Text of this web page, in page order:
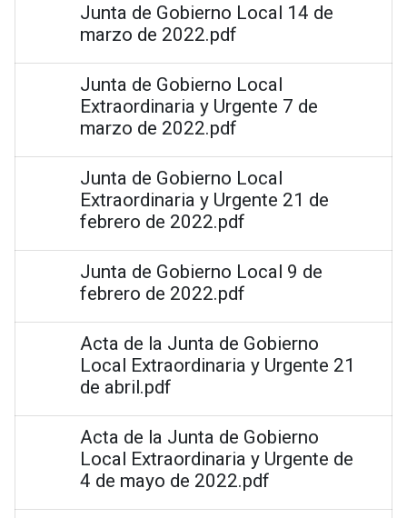
Junta de Gobierno Local 14 de
marzo de 2022.pdf
Junta de Gobierno Local
Extraordinaria y Urgente 7 de
marzo de 2022.pdf
Junta de Gobierno Local
Extraordinaria y Urgente 21 de
febrero de 2022.pdf
Junta de Gobierno Local 9 de
febrero de 2022.pdf
Acta de la Junta de Gobierno
Local Extraordinaria y Urgente 21
de abril.pdf
Acta de la Junta de Gobierno
Local Extraordinaria y Urgente de
4 de mayo de 2022.pdf